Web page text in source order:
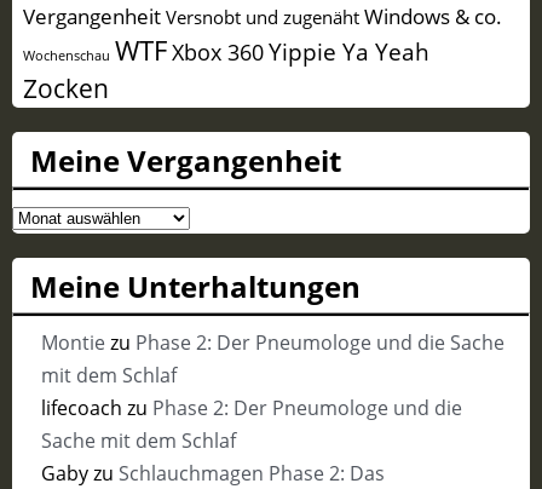
Vergangenheit Versnobt und zugenäht Windows & co.
Wochenschau WTFXbox 360Yippie Ya Yeah
Zocken
Meine Vergangenheit
Meine
Vergangenheit
Meine Unterhaltungen
Montiezu Phase 2: Der Pneumologe und die Sache
mit dem Schlaf
lifecoach zu Phase 2: Der Pneumologe und die
Sache mit dem Schlaf
Gabyzu Schlauchmagen Phase 2: Das